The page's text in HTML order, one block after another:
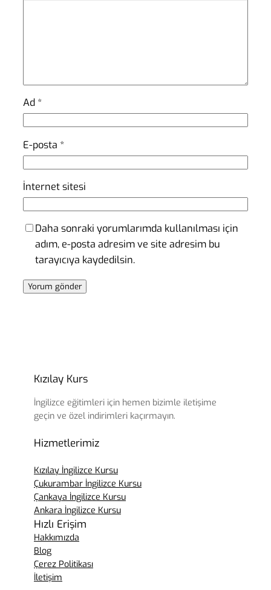
Ad *
E-posta *
İnternet sitesi
Daha sonraki yorumlarımda kullanılması için
adım, e-posta adresim ve site adresim bu
tarayıcıya kaydedilsin.
Kızılay Kurs
İngilizce eğitimleri için hemen bizimle iletişime
geçin ve özel indirimleri kaçırmayın.
Hizmetlerimiz
Kızılay İngilizce Kursu
Çukurambar İngilizce Kursu
Çankaya İngilizce Kursu
Ankara İngilizce Kursu
Hızlı Erişim
Hakkımızda
Blog
Çerez Politikası
İletişim